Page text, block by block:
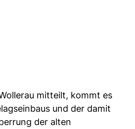
mitteilt, kommt es
und der damit
der alten